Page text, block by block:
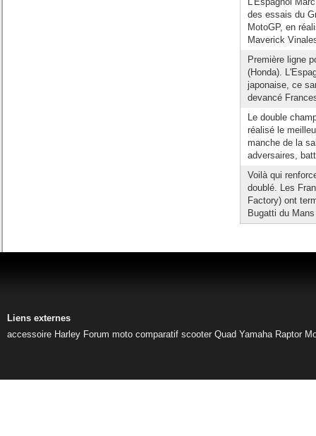
des essais du
MotoGP, en
Maverick
Première ligne
(Honda).
japonaise, ce
devancé
Le double
réalisé le
manche de la
adversaires,
Voilà qui
doublé. Les
Factory) ont
Bugatti du
Liens externes
accessoire Harley Forum moto comparatif scooter Quad Yamaha Raptor